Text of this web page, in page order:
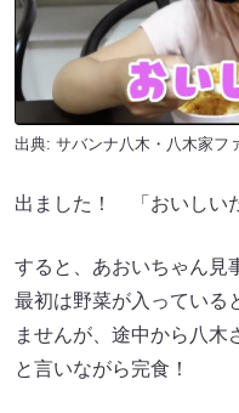
出典: サバンナ八木・八木家フ
出ました！ 「おいしい
すると、あおいちゃん見
最初は野菜が入っている
ませんが、途中から八木
と言いながら完食！